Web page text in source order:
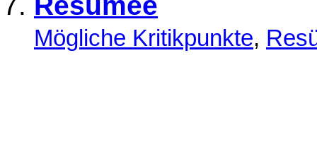
Mögliche Kritikpunkte,